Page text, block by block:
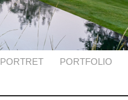
PORTRET PORTFOLIO